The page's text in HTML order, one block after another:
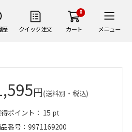
歴 クイック注文
0
カート メニュー
円(送料別・税込)
ポイント： 15 pt
番号
9971169200